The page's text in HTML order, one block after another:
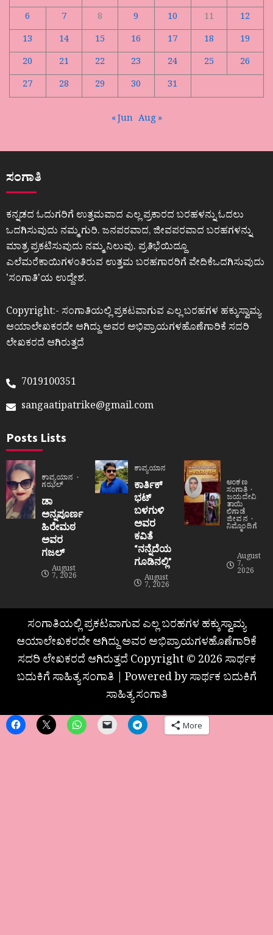
6
7 8 9 10 11
12
13
14 15 16 17 18
19
20
21 22 23 24 25
26
27
28 29 30 31
« Jun Aug »
ಸಂಗಾತಿ
ಕನ್ನಡದ ಓದುಗರಿಗೆ ಉತ್ತಮವಾದ ಎಲ್ಲ ಪ್ರಕಾರದ ಬರಹಳನ್ನು ಓದಲು
ಒದಗಿಸುವುದು ನಮ್ಮ ಗುರಿ. ಜನಪರವಾದ, ಜೀವಪರವಾದ ಬರಹಗಳನ್ನು
ಮಾತ್ರ ಪ್ರಕಟಿಸುವುದು ನಮ್ಮ ನಿಲುವು. ಪ್ರತಿಭೆಯಿದ್ದೂ
ಎಲೆಮರೆಕಾಯಿಗಳಂತಿರುವ ಉತ್ತಮ ಬರಹಗಾರರಿಗೆ ವೇದಿಕೆಒದಗಿಸುವುದು
ʼಸಂಗಾತಿʼಯ ಉದ್ದೇಶ.
Copyright:- ಸಂಗಾತಿಯಲ್ಲಿ ಪ್ರಕಟವಾಗುವ ಎಲ್ಲ ಬರಹಗಳ ಹಕ್ಕುಸ್ವಾಮ್ಯ
ಆಯಾಲೇಖಕರದೇ ಆಗಿದ್ದು ಅವರ ಅಭಿಪ್ರಾಯಗಳಹೊಣೆಗಾರಿಕೆ ಸದರಿ
ಲೇಖಕರದೆ ಆಗಿರುತ್ತದೆ
7019100351
sangaatipatrike@gmail.com
Posts Lists
ಕಾವ್ಯಯಾನ
ಗಝಲ್
ಡಾ
ಅನ್ನಪೂರ್ಣ
ಹಿರೇಮಠ
ಅವರ
ಗಜಲ್
August
7, 2026
ಕಾವ್ಯಯಾನ
ಕಾರ್ತಿಕ್
ಭಟ್
ಬಳಗುಳಿ
ಅವರ
ಕವಿತೆ
“ನನ್ನೆದೆಯ
ಗೂಡಿನಲ್ಲಿ”
August
7, 2026
ಅಂಕಣ
ಸಂಗಾತಿ
ಜಯದೇವಿ
ತಾಯಿ
ಲಿಗಾಡೆ
ಜೀವನ
ನಿಮ್ಮೊಂದಿಗೆ
August
7,
2026
ಸಂಗಾತಿಯಲ್ಲಿ ಪ್ರಕಟವಾಗುವ ಎಲ್ಲ ಬರಹಗಳ ಹಕ್ಕುಸ್ವಾಮ್ಯ
ಆಯಾಲೇಖಕರದೇ ಆಗಿದ್ದು ಅವರ ಅಭಿಪ್ರಾಯಗಳಹೊಣೆಗಾರಿಕೆ
ಸದರಿ ಲೇಖಕರದೆ ಆಗಿರುತ್ತದೆ Copyright © 2026 ಸಾರ್ಥಕ
ಬದುಕಿಗೆ ಸಾಹಿತ್ಯ ಸಂಗಾತಿ | Powered by ಸಾರ್ಥಕ ಬದುಕಿಗೆ
ಸಾಹಿತ್ಯ ಸಂಗಾತಿ
More